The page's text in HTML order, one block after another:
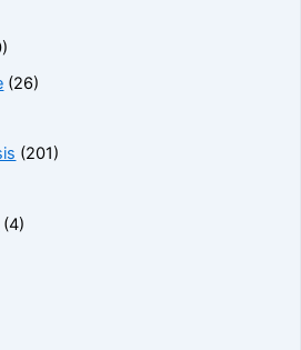
(26)
(201)
(4)